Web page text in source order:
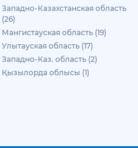
Западно-Казахстанская область
(26)
Мангистауская область (19)
Улытауская область (17)
Западно-Каз. область (2)
Қызылорда облысы (1)